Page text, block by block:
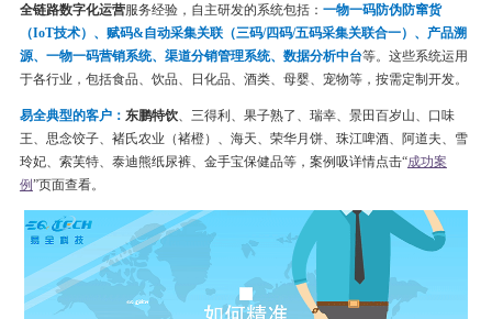
全链路数字化运营服务经验，自主研发的系统包括： 一物一码防伪防窜货
（IoT技术）、赋码&自动采集关联（三码/四码/五码采集关联合一）、产品溯
源、一物一码营销系统、渠道分销管理系统、数据分析中台等。这些系统运用
于各行业，包括食品、饮品、日化品、酒类、母婴、宠物等，按需定制开发。
易全典型的客户： 东鹏特饮、三得利、果子熟了、瑞幸、 景田百岁山、口味
王、思念饺子、 褚氏农业（褚橙）、 海天、荣华月饼、 珠江啤酒、 阿道夫、雪
玲妃、索芙特、泰迪熊纸尿裤、金手宝保健品等，案例吸详情点击“成功案
例”页面查看。